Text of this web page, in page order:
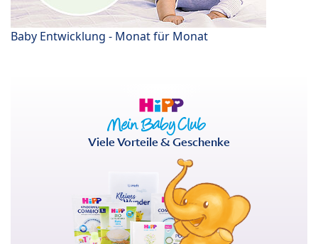
Baby Entwicklung - Monat für Monat
Viele Vorteile & Geschenke